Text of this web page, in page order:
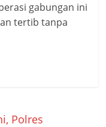
gabungan ini
tertib tanpa
Polres